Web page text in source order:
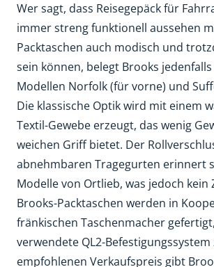
Wer sagt, dass Reisegepäck für
immer streng funktionell aussehen
Packtaschen auch modisch und
sein können, belegt Brooks
Modellen Norfolk (für vorne) und
Die klassische Optik wird mit einem
Textil-Gewebe erzeugt, das wenig
weichen Griff bietet. Der
abnehmbaren Tragegurten erinnert
Modelle von Ortlieb, was jedoch kein
Brooks-Packtaschen werden in
fränkischen Taschenmacher
verwendete QL2-Befestigungssystem
empfohlenen Verkaufspreis gibt